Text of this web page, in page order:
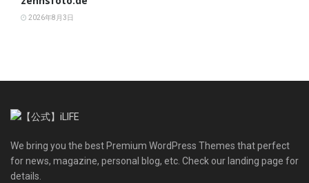
2026年8月3日
We bring you the best Premium WordPress Themes that perfect
for news, magazine, personal blog, etc. Check our landing page for
details.